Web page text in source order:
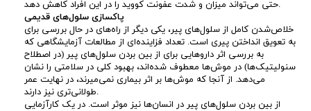
حتی می‌تواند میزان و شدت عفونت کووید را در این افراد کاهش دهد.
پاکسازی سلول‌های قدیمی
خلاص‌شدن کامل از سلول‌های پیر، یکی دیگر از راه‌های در حال بررسی برای
به تعویق انداختن پیری است. تعداد فزاینده‌ای از مطالعات آزمایشگاهی که
به بررسی اثر داروهایی برای از بین بردن سلول‌های پیر (در اصطلاح
سنولیتیک‌ها) در موش‌ها معطوف شده‌اند، بهبود کلی در سلامتی را نشان
می‌دهد. از آنجا که موش‌ها بر اثر بیماری نمی‌میرند، در نهایت عمر
طولانی‌تری نیز دارند.
از بین بردن سلول‌های پیر در انسان‌ها نیز موثر است. در یک کارآزمایی